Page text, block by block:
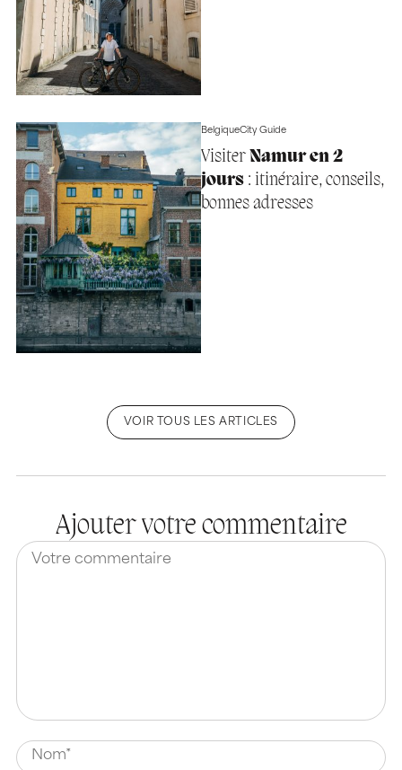
BelgiqueCity Guide
VisiterNamur en 2
jours: itinéraire, conseils,
bonnes adresses
VOIR TOUS LES ARTICLES
Ajouter votre commentaire